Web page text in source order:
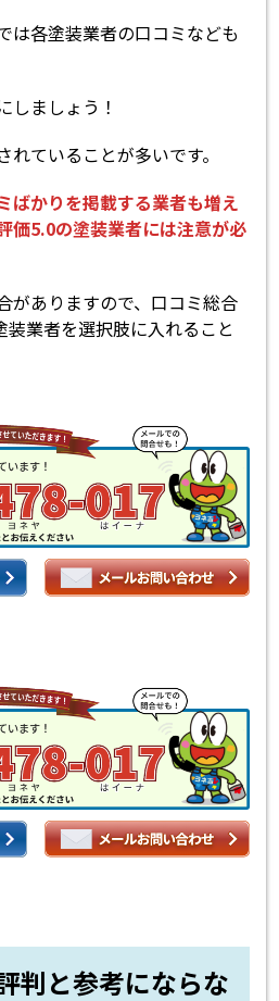
は各塗装業者の口コミなども
しましょう！
ていることが多いです。
ばかりを掲載する業者も増え
価5.0の塗装業者には注意が必
がありますので、口コミ総合
業者を選択肢に入れること
判と参考にならな